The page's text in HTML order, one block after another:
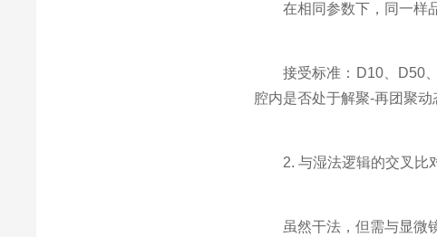
在相同参数下，同一样品
接受标准：D10、D50、
腔内是否处于解聚-再团聚
2. 与湿法逻辑的交叉比
虽然干法，但需与显微镜